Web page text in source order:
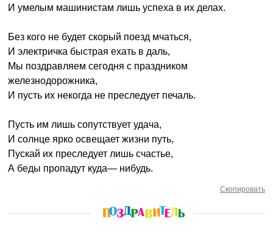
И умелым машинистам лишь успеха в их делах.
Без кого не будет скорый поезд мчаться,
И электричка быстрая ехать в даль,
Мы поздравляем сегодня с праздником
железнодорожника,
И пусть их некогда не преследует печаль.
Пусть им лишь сопутствует удача,
И солнце ярко освещает жизни путь,
Пускай их преследует лишь счастье,
А беды пропадут куда— нибудь.
Скопировать